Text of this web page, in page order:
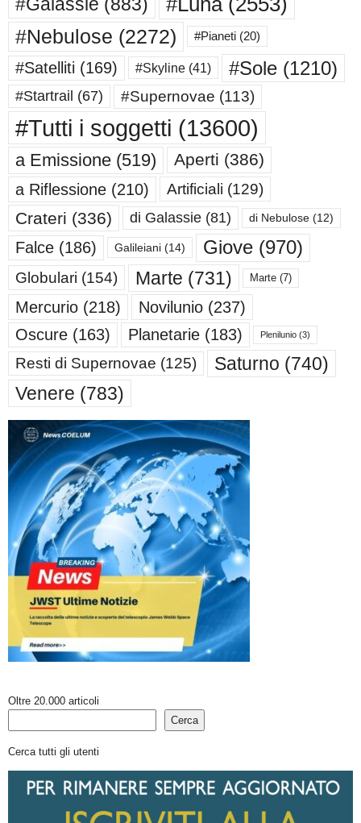
#Nebulose (2272) #Pianeti (20)
#Satelliti (169) #Skyline (41) #Sole (1210)
#Startrail (67) #Supernovae (113)
#Tutti i soggetti (13600)
a Emissione (519) Aperti (386)
a Riflessione (210) Artificiali (129)
Crateri (336) di Galassie (81) di Nebulose (12)
Falce (186) Galileiani (14) Giove (970)
Globulari (154) Marte (731) Marte (7)
Mercurio (218) Novilunio (237)
Oscure (163) Planetarie (183) Plenilunio (3)
Resti di Supernovae (125) Saturno (740)
Venere (783)
Oltre 20.000 articoli
Cerca
Cerca tutti gli utenti